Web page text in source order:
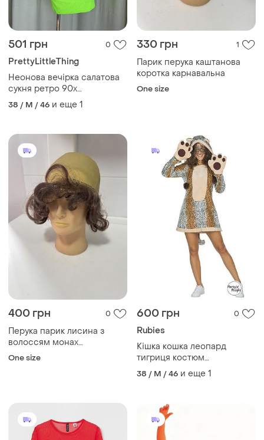
501 грн 0
PrettyLittleThing
Неонова вечірка салатова
сукня ретро 90х
карнавальний костюм
38 / M / 46 и еще 1
330 грн 1
Парик перука каштанова
коротка карнавальна
One size
400 грн 0
Перука парик лисина з
волоссям монах
священник карнавальний
One size
600 грн 0
Rubies
Кішка кошка леопард
тигриця костюм
карнавальний
38 / M / 46 и еще 1